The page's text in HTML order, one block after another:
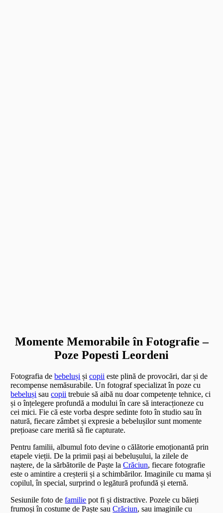
Momente Memorabile în Fotografie –
Poze Popesti Leordeni
Fotografia debebeluși șicopii este plină de provocări, dar și de
recompense nemăsurabile. Un fotograf specializat în poze cu
bebeluși saucopii trebuie să aibă nu doar competențe tehnice, ci
și o înțelegere profundă a modului în care să interacționeze cu
cei mici. Fie că este vorba despre sedinte foto în studio sau în
natură, fiecare zâmbet și expresie a bebelușilor sunt momente
prețioase care merită să fie capturate.
Pentru familii, albumul foto devine o călătorie emoționantă prin
etapele vieții. De la primii pași ai bebelușului, la zilele de
naștere, de la sărbătorile de Paște laCrăciun, fiecare fotografie
este o amintire a creșterii și a schimbărilor. Imaginile cu mama și
copilul, în special, surprind o legătură profundă și eternă.
Sesiunile foto defamilie pot fi și distractive. Pozele cu băieți
frumoși în costume de Paște sauCrăciun, sau imaginile cu